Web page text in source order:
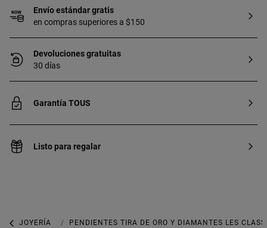
Envío estándar gratis
en compras superiores a $150
Devoluciones gratuitas
30 días
Garantía TOUS
Listo para regalar
JOYERÍA JOYAS CON DIAMANTES
PENDIENTES TIRA DE ORO Y DIAMANTES LES